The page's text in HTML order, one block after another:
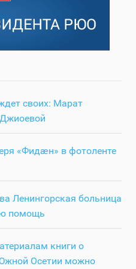
своих: Марат
«Фидӕн» в фотоленте
Ленингорская больница
помощь
книги о
Осетии можно